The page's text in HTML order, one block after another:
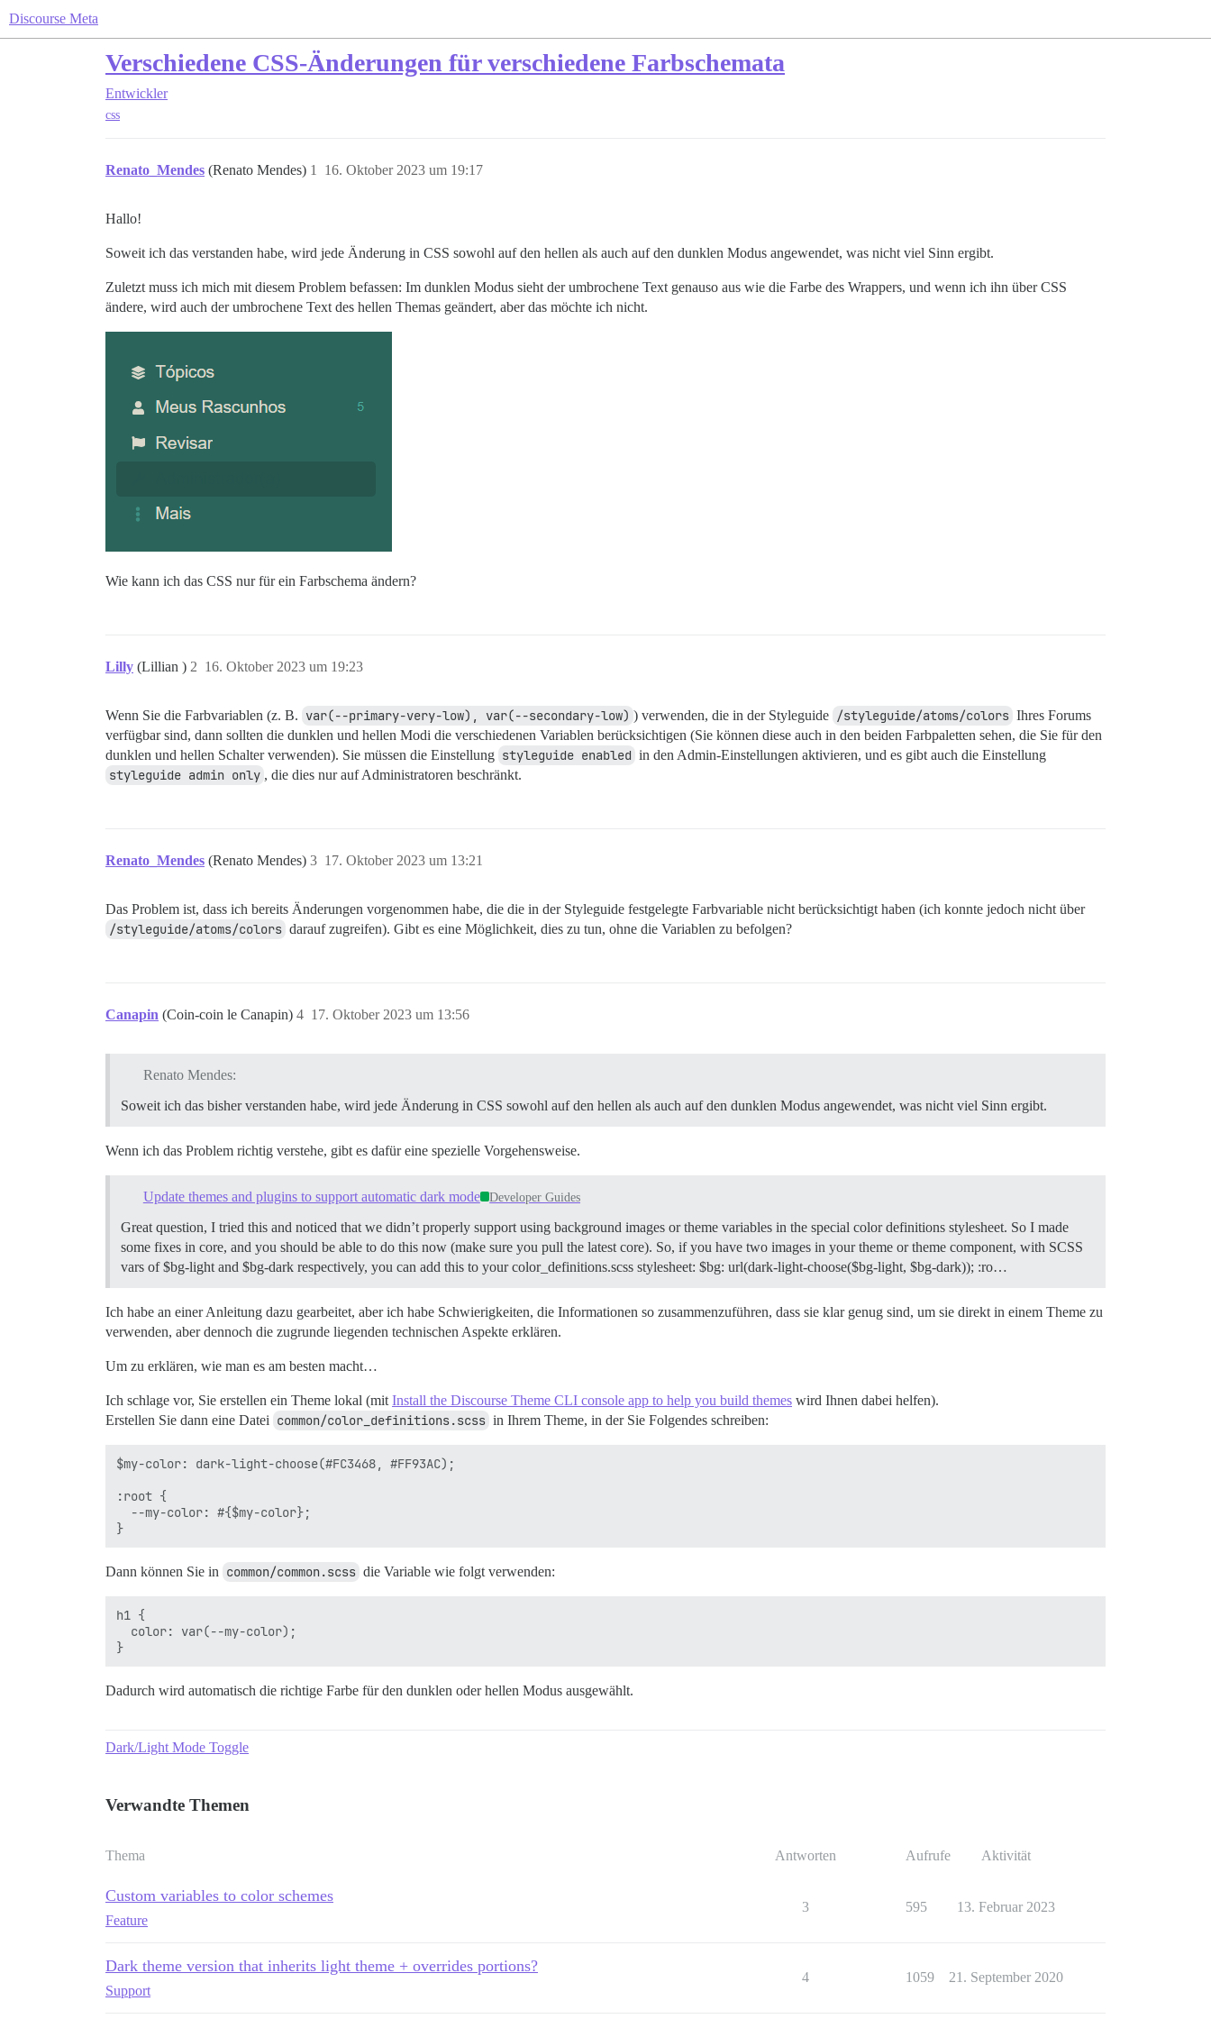
Discourse Meta
Verschiedene CSS-Änderungen für verschiedene Farbschemata
Entwickler
css
Renato_Mendes (Renato Mendes) 16. Oktober 2023 um 19:17
1
Hallo!
Soweit ich das verstanden habe, wird jede Änderung in CSS sowohl auf den hellen als auch auf den dunklen Modus angewendet, was nicht viel Sinn ergibt.
Zuletzt muss ich mich mit diesem Problem befassen: Im dunklen Modus sieht der umbrochene Text genauso aus wie die Farbe des Wrappers, und wenn ich ihn über CSS
ändere, wird auch der umbrochene Text des hellen Themas geändert, aber das möchte ich nicht.
Wie kann ich das CSS nur für ein Farbschema ändern?
Lilly (Lillian ) 16. Oktober 2023 um 19:23
2
Wenn Sie die Farbvariablen (z. B. var(--primary-very-low), var(--secondary-low) ) verwenden, die in der Styleguide /styleguide/atoms/colors Ihres Forums
verfügbar sind, dann sollten die dunklen und hellen Modi die verschiedenen Variablen berücksichtigen (Sie können diese auch in den beiden Farbpaletten sehen, die Sie für den
dunklen und hellen Schalter verwenden). Sie müssen die Einstellung styleguide enabled in den Admin-Einstellungen aktivieren, und es gibt auch die Einstellung
styleguide admin only , die dies nur auf Administratoren beschränkt.
Renato_Mendes (Renato Mendes) 17. Oktober 2023 um 13:21
3
Das Problem ist, dass ich bereits Änderungen vorgenommen habe, die die in der Styleguide festgelegte Farbvariable nicht berücksichtigt haben (ich konnte jedoch nicht über
/styleguide/atoms/colors darauf zugreifen). Gibt es eine Möglichkeit, dies zu tun, ohne die Variablen zu befolgen?
Canapin (Coin-coin le Canapin) 17. Oktober 2023 um 13:56
4
Renato Mendes:
Soweit ich das bisher verstanden habe, wird jede Änderung in CSS sowohl auf den hellen als auch auf den dunklen Modus angewendet, was nicht viel Sinn ergibt.
Wenn ich das Problem richtig verstehe, gibt es dafür eine spezielle Vorgehensweise.
Update themes and plugins to support automatic dark mode Developer Guides
Great question, I tried this and noticed that we didn’t properly support using background images or theme variables in the special color definitions stylesheet. So I made
some fixes in core, and you should be able to do this now (make sure you pull the latest core). So, if you have two images in your theme or theme component, with SCSS
vars of $bg-light and $bg-dark respectively, you can add this to your color_definitions.scss stylesheet: $bg: url(dark-light-choose($bg-light, $bg-dark)); :ro…
Ich habe an einer Anleitung dazu gearbeitet, aber ich habe Schwierigkeiten, die Informationen so zusammenzuführen, dass sie klar genug sind, um sie direkt in einem Theme zu
verwenden, aber dennoch die zugrunde liegenden technischen Aspekte erklären.
Um zu erklären, wie man es am besten macht…
Ich schlage vor, Sie erstellen ein Theme lokal (mit Install the Discourse Theme CLI console app to help you build themes wird Ihnen dabei helfen).
Erstellen Sie dann eine Datei common/color_definitions.scss in Ihrem Theme, in der Sie Folgendes schreiben:
$my-color: dark-light-choose(#FC3468, #FF93AC);
:root {
  --my-color: #{$my-color};
Dann können Sie in common/common.scss die Variable wie folgt verwenden:
h1 {
  color: var(--my-color);
Dadurch wird automatisch die richtige Farbe für den dunklen oder hellen Modus ausgewählt.
Dark/Light Mode Toggle
Verwandte Themen
Thema Antworten Aufrufe Aktivität
Custom variables to color schemes
Feature
3 595 13. Februar 2023
Dark theme version that inherits light theme + overrides portions?
Support
4 1059 21. September 2020